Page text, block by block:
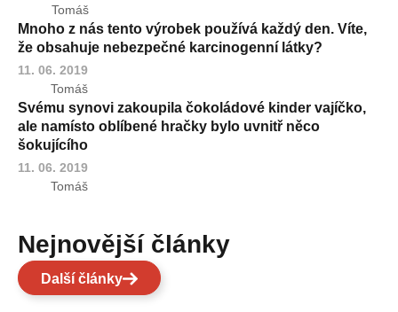
Tomáš
Mnoho z nás tento výrobek používá každý den. Víte,
že obsahuje nebezpečné karcinogenní látky?
11. 06. 2019
Tomáš
Svému synovi zakoupila čokoládové kinder vajíčko,
ale namísto oblíbené hračky bylo uvnitř něco
šokujícího
11. 06. 2019
Tomáš
Nejnovější články
Další články